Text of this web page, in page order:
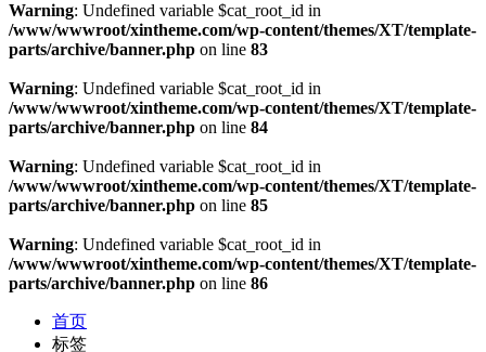
Warning: Undefined variable $cat_root_id in
/www/wwwroot/xintheme.com/wp-content/themes/XT/template-
parts/archive/banner.php on line 83
Warning: Undefined variable $cat_root_id in
/www/wwwroot/xintheme.com/wp-content/themes/XT/template-
parts/archive/banner.php on line 84
Warning: Undefined variable $cat_root_id in
/www/wwwroot/xintheme.com/wp-content/themes/XT/template-
parts/archive/banner.php on line 85
Warning: Undefined variable $cat_root_id in
/www/wwwroot/xintheme.com/wp-content/themes/XT/template-
parts/archive/banner.php on line 86
首页
标签